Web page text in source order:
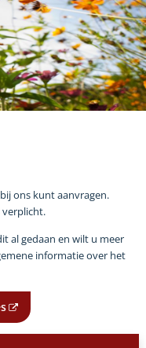
ons kunt aanvragen.
verplicht.
al gedaan en wilt u meer
informatie over het